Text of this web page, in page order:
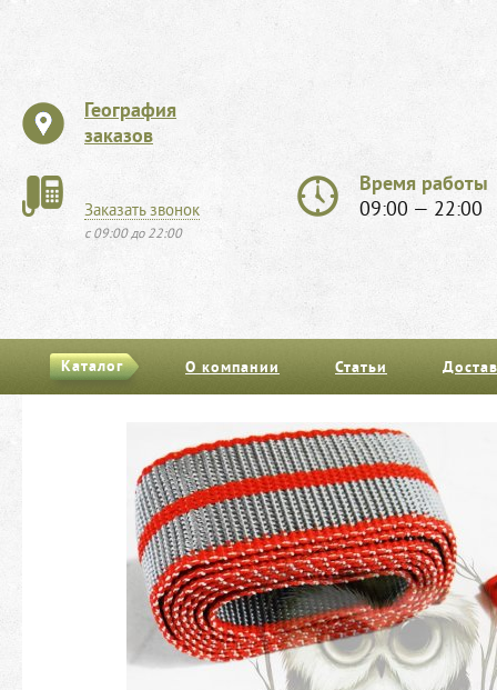
География
заказов
Заказать звонок
с 09:00 до 22:00
Время работы
09:00 — 22:00
Каталог О компании Статьи